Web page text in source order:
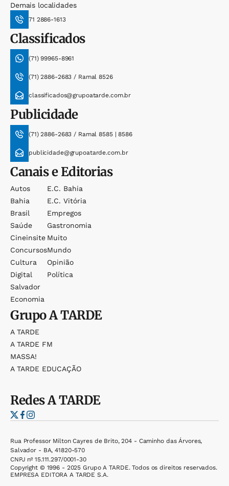
Demais localidades
71 2886-1613
Classificados
(71) 99965-8961
(71) 2886-2683 / Ramal 8526
classificados@grupoatarde.com.br
Publicidade
(71) 2886-2683 / Ramal 8585 | 8586
publicidade@grupoatarde.com.br
Canais e Editorias
Autos
Bahia
Brasil
Saúde
Cineinsite
Concursos
Cultura
Digital
Salvador
Economia
E.c. Bahia
E.c. Vitória
Empregos
Gastronomia
Muito
Mundo
Opinião
Política
GrupoA TARDE
A TARDE
A TARDE FM
MASSA!
A TARDE EDUCAÇÃO
RedesA TARDE
Rua Professor Milton Cayres de Brito, 204 - Caminho das Árvores,
Salvador - BA, 41820-570
CNPJ nº 15.111.297/0001-30
Copyright © 1996 - 2025 Grupo A TARDE. Todos os direitos reservados.
EMPRESA EDITORA A TARDE S.A.